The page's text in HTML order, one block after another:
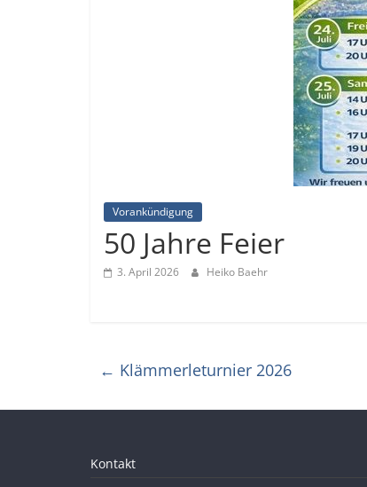
Vorankündigung
50 Jahre Feier
3. April 2026 Heiko Baehr
← Klämmerleturnier 2026
Kontakt